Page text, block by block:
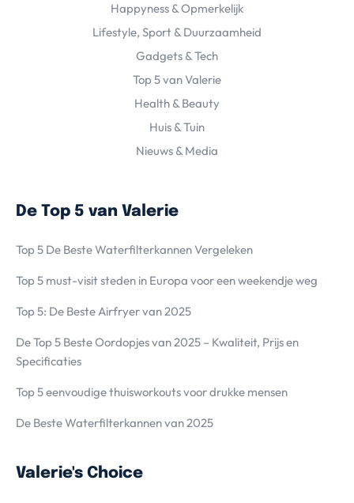
Happyness & Opmerkelijk
Lifestyle, Sport & Duurzaamheid
Gadgets & Tech
Top 5 van Valerie
Health & Beauty
Huis & Tuin
Nieuws & Media
De Top 5 van Valerie
Top 5 De Beste Waterfilterkannen Vergeleken
Top 5 must-visit steden in Europa voor een weekendje weg
Top 5: De Beste Airfryer van 2025
De Top 5 Beste Oordopjes van 2025 – Kwaliteit, Prijs en
Specificaties
Top 5 eenvoudige thuisworkouts voor drukke mensen
De Beste Waterfilterkannen van 2025
Valerie's Choice